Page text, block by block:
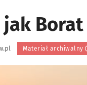
Borat
Materiał archiwalny